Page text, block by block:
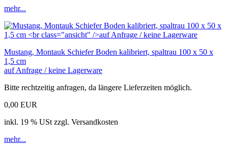
mehr...
Mustang, Montauk Schiefer Boden kalibriert, spaltrau 100 x 50 x
1,5 cm
auf Anfrage / keine Lagerware
Bitte rechtzeitig anfragen, da längere Lieferzeiten möglich.
0,00 EUR
inkl. 19 % USt zzgl. Versandkosten
mehr...